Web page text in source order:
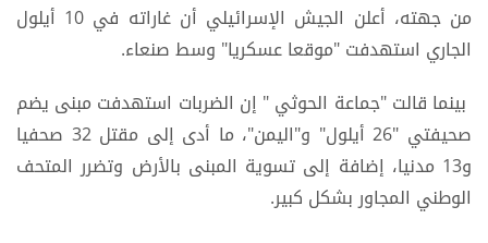
من جهته، أعلن الجيش الإسرائيلي أن غاراته في 10 أيلول
الجاري استهدفت "موقعا عسكريا" وسط صنعاء.
بينما قالت "​جماعة الحوثي " إن الضربات استهدفت مبنى يضم
صحيفتي "26 أيلول" و"اليمن"، ما أدى إلى مقتل 32 صحفيا
و13 مدنيا، إضافة إلى تسوية المبنى بالأرض وتضرر المتحف
الوطني المجاور بشكل كبير.